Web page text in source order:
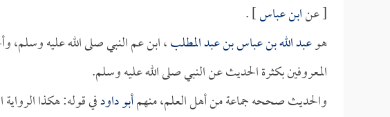
[ عنابن عباس] .
هوعبد الله بن عباس بن عبد المطلب، ابن عم النبي صلى الله عليه وسلم،
المعروفين بكثرة الحديث عن النبي صلى الله عليه وسلم.
والحديث صححه جماعة من أهل العلم، منهمأبو داودفي قوله: هكذا